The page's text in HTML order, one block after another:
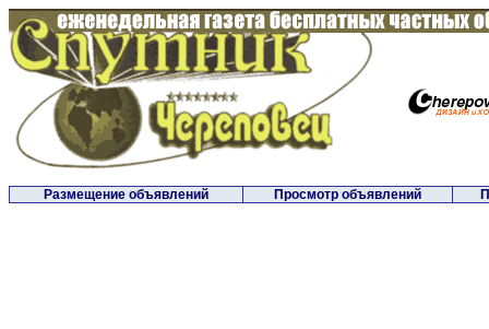
Размещение объявлений Просмотр объявлений